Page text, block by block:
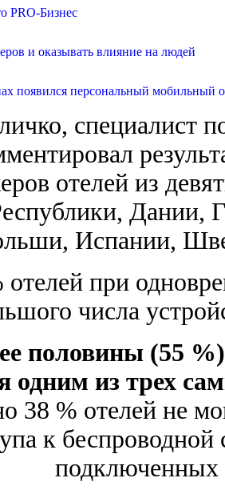
PRO-Бизнес
и оказывать влияние на людей
появился персональный мобильный
специалист
отелей из
Дании,
Испании,
отелей при
числа
половины (55
одним из трех
38 % отелей не
к беспроводной
подключенных